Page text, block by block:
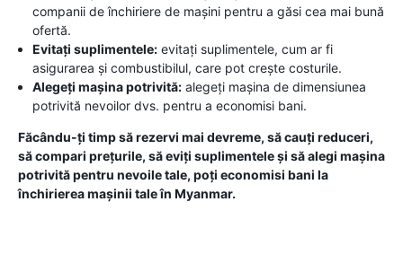
companii de închiriere de mașini pentru a găsi cea mai bună
ofertă.
Evitați suplimentele: evitați suplimentele, cum ar fi
asigurarea și combustibilul, care pot crește costurile.
Alegeți mașina potrivită: alegeți mașina de dimensiunea
potrivită nevoilor dvs. pentru a economisi bani.
Făcându-ți timp să rezervi mai devreme, să cauți reduceri,
să compari prețurile, să eviți suplimentele și să alegi mașina
potrivită pentru nevoile tale, poți economisi bani la
închirierea mașinii tale în Myanmar.